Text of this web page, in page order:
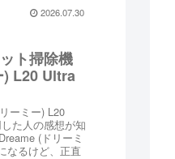
2026.07.30
ト掃除機
) L20 Ultra
ーミー) L20
た人の感想が知
(ドリーミ
なるけど、正直